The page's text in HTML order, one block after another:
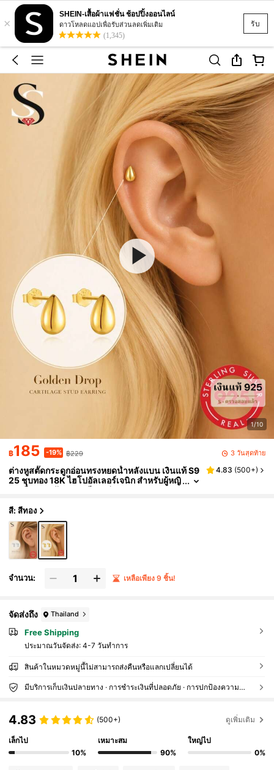
รับ
×
SHEIN-เสื้อผ้าแฟชั่น ช้อปปิ้งออนไลน์
ดาวโหลดแอปเพื่อรับส่วนลดเพิ่มเติม
(1,345)
1/10
฿185 -19% ฿229 3 วันสุดท้าย
ต่างหูสตั๊ดกระดูกอ่อนทรงหยดน้ำหลังแบน เงินแท้ S9
25 ชุบทอง 18K ไฮโปอัลเลอร์เจนิก สำหรับผู้หญิ
ง เครื่องประดับหูประณีต 1 คู่
4.83 (500+)
สี: สีทอง
จำนวน: เหลือเพียง 9 ชิ้น!
จัดส่งถึง Thailand
Free Shipping
ประมาณวันจัดส่ง: 4-7 วันทำการ
สินค้าในหมวดหมู่นี้ไม่สามารถส่งคืนหรือแลกเปลี่ยนได้
มีบริการเก็บเงินปลายทาง · การชำระเงินที่ปลอดภัย · การปกป้องความเป็นส่วนตัว
4.83 (500+) ดูเพิ่มเติม
เล็กไป
10%
เหมาะสม
90%
ใหญ่ไป
0%